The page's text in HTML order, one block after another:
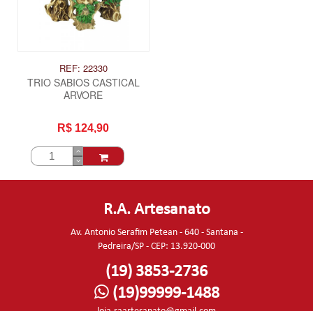
REF: 22330
TRIO SABIOS CASTICAL
ARVORE
R$ 124,90
R.A. Artesanato
Av. Antonio Serafim Petean - 640 - Santana -
Pedreira/SP - CEP: 13.920-000
(19) 3853-2736
(19)99999-1488